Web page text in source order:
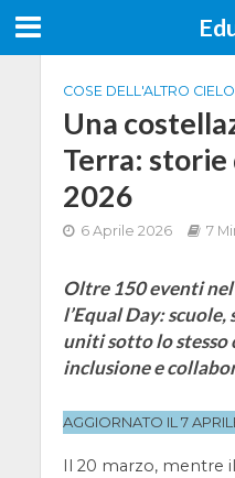
COSE DELL'ALTRO CIELO
Una
Terra: storie
2026
6 Aprile 2026 7
Oltre 150 eventi
l’Equal Day:
uniti sotto lo stesso
inclusione e
AGGIORNATO IL 7
Il 20 marzo, mentre